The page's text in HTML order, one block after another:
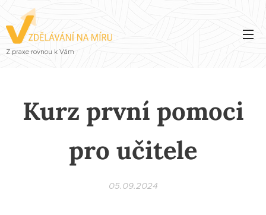
Z praxe rovnou k Vám
Kurz první pomoci
pro učitele
05.09.2024